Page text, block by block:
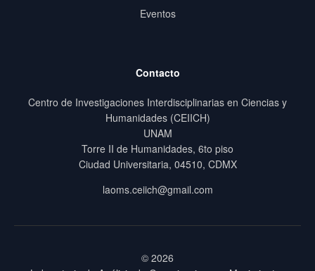
Eventos
Contacto
Centro de Investigaciones Interdisciplinarias en Ciencias y
Humanidades (CEIICH)
UNAM
Torre II de Humanidades, 6to piso
Ciudad Universitaria, 04510, CDMX
laoms.ceiich@gmail.com
© 2026